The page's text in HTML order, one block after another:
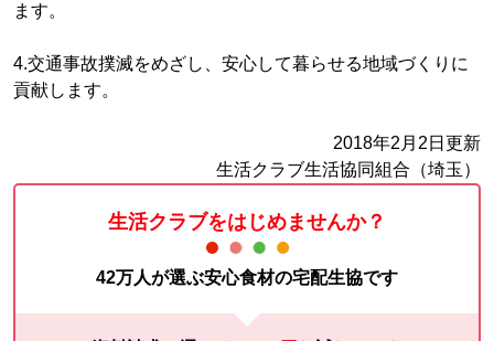
ます。
4.交通事故撲滅をめざし、安心して暮らせる地域づくりに
貢献します。
2018年2月2日更新
生活クラブ生活協同組合（埼玉）
生活クラブをはじめませんか？
42万人が選ぶ安心食材の宅配生協です